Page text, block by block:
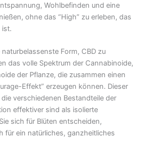
Wohlbefinden und eine
ohne das “High” zu erleben, das
ist.
Form, CBD zu
das volle Spektrum der Cannabinoide,
der Pflanze, die zusammen einen
Effekt” erzeugen können. Dieser
verschiedenen Bestandteile der
effektiver sind als isolierte
sich für Blüten entscheiden,
für ein natürliches, ganzheitliches